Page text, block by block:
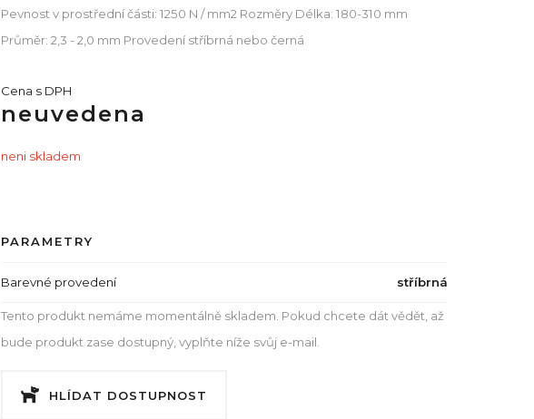
Pevnost v prostřední části: 1250 N / mm2 Rozměry Délka: 180-310 mm
Průměr: 2,3 - 2,0 mm Provedení stříbrná nebo černá
Cena s DPH
neuvedena
neni skladem
PARAMETRY
Barevné provedení stříbrná
Tento produkt nemáme momentálně skladem. Pokud chcete dát vědět, až
bude produkt zase dostupný, vyplňte níže svůj e-mail.
HLÍDAT DOSTUPNOST